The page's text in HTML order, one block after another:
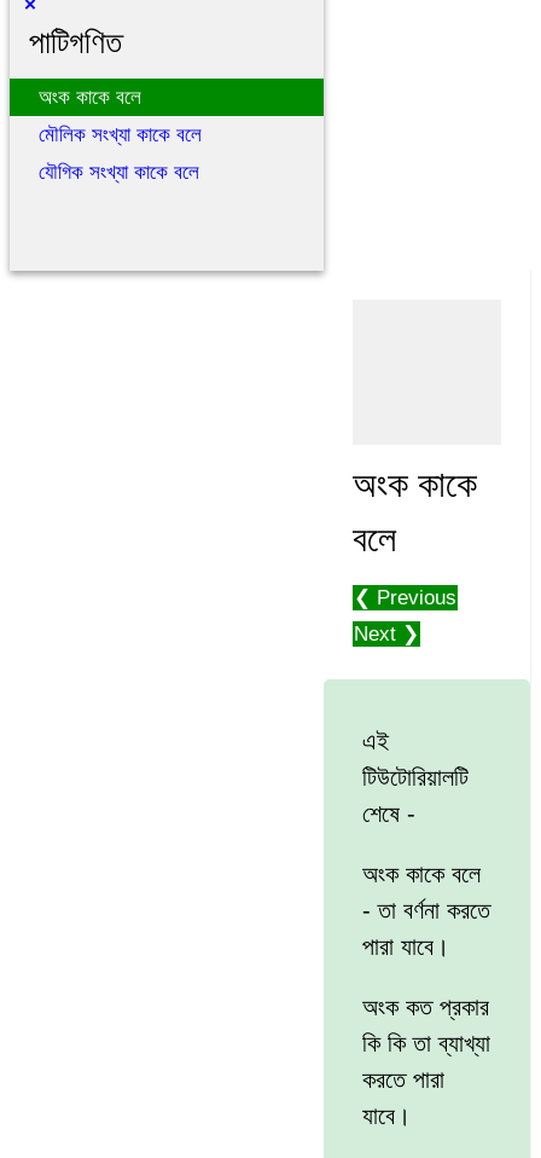
×
পাটিগণিত
অংক কাকে বলে
মৌলিক সংখ্যা কাকে বলে
যৌগিক সংখ্যা কাকে বলে
অংক কাকে
বলে
❮ Previous
Next ❯
এই
টিউটোরিয়ালটি
শেষে -
অংক কাকে বলে
- তা বর্ণনা করতে
পারা যাবে।
অংক কত প্রকার
কি কি তা ব্যাখ্যা
করতে পারা
যাবে।